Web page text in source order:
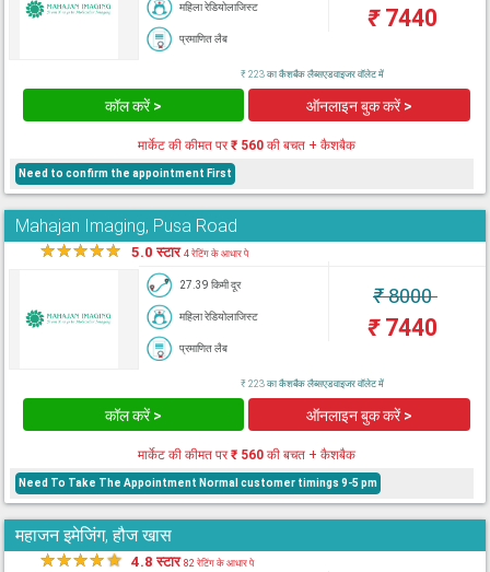
महिला रेडियोलाजिस्ट
प्रमाणित लैब
₹7440
₹ 223 का कैशबैक लैब्सएडवाइजर वॉलेट में
कॉल करें > ऑनलाइन बुक करें >
मार्केट की कीमत पर₹ 560की बचत + कैशबैक
Need to confirm the appointment First
Mahajan Imaging, Pusa Road
★★★★★ 5.0 स्टार4 रेटिंग के आधार पे
27.39 किमी दूर
महिला रेडियोलाजिस्ट
प्रमाणित लैब
₹8000
₹7440
₹ 223 का कैशबैक लैब्सएडवाइजर वॉलेट में
कॉल करें > ऑनलाइन बुक करें >
मार्केट की कीमत पर₹ 560की बचत + कैशबैक
Need To Take The Appointment Normal customer timings 9-5 pm
महाजन इमेजिंग, हौज खास
★★★★★ 4.8 स्टार82 रेटिंग के आधार पे